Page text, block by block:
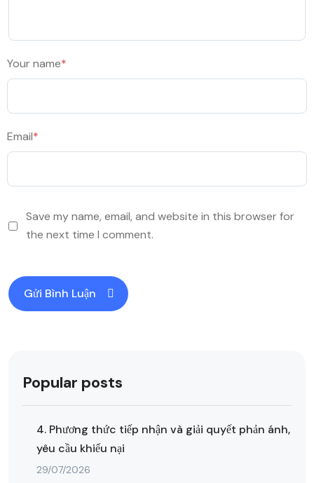
Your name*
Email*
Save my name, email, and website in this browser for
the next time I comment.
Popular posts
4. Phương thức tiếp nhận và giải quyết phản ánh,
yêu cầu khiếu nại
29/07/2026